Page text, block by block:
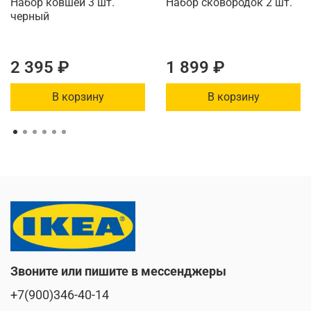
Набор ковшей 3 шт.
черный
2 395 ₽
В корзину
Набор сковородок 2 шт.
1 899 ₽
В корзину
Звоните или пишите в мессенджеры
+7(900)346-40-14